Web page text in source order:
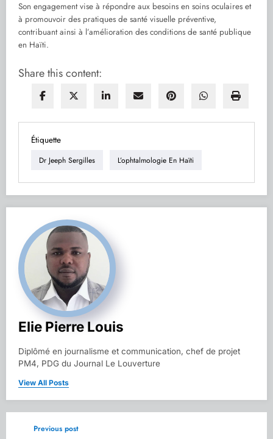
Son engagement vise à répondre aux besoins en soins oculaires et
à promouvoir des pratiques de santé visuelle préventive,
contribuant ainsi à l’amélioration des conditions de santé publique
en Haïti.
Share this content:
Étiquette
Dr Jeeph Sergilles L’ophtalmologie En Haïti
Elie Pierre Louis
Diplômé en journalisme et communication, chef de projet
PM4, PDG du Journal Le Louverture
View All Posts
Previous post